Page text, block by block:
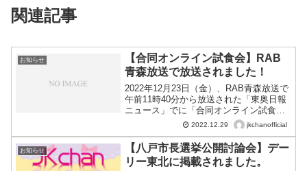
関連記事
お知らせ
【合同オンライン試食会】RAB
青森放送で放送されました！
2022年12月23日（金）、RAB青森放送で
午前11時40分から放送された「東奥日報
ニュース」でに「合同オンライン試食
会」に関するニュースが放送されまし
た！これは、2022年12月22日（木）に行
われた、鯖江市役所JK課®×JKchan×...
2022.12.29 jkchanofficial
お知らせ
【八戸市長選挙公開討論会】デー
リー東北に掲載されました。